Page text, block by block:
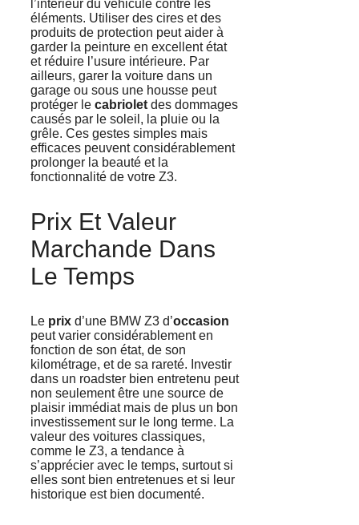
l’intérieur du véhicule contre les
éléments. Utiliser des cires et des
produits de protection peut aider à
garder la peinture en excellent état
et réduire l’usure intérieure. Par
ailleurs, garer la voiture dans un
garage ou sous une housse peut
protéger le cabriolet des dommages
causés par le soleil, la pluie ou la
grêle. Ces gestes simples mais
efficaces peuvent considérablement
prolonger la beauté et la
fonctionnalité de votre Z3.
Prix Et Valeur
Marchande Dans
Le Temps
Le prix d’une BMW Z3 d’occasion
peut varier considérablement en
fonction de son état, de son
kilométrage, et de sa rareté. Investir
dans un roadster bien entretenu peut
non seulement être une source de
plaisir immédiat mais de plus un bon
investissement sur le long terme. La
valeur des voitures classiques,
comme le Z3, a tendance à
s’apprécier avec le temps, surtout si
elles sont bien entretenues et si leur
historique est bien documenté.